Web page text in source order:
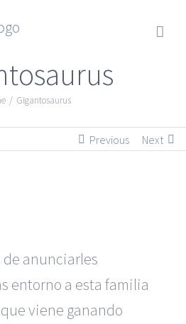
/ Gigantosaurus
Previous Next
de anunciarles
entorno a esta familia
viene ganando